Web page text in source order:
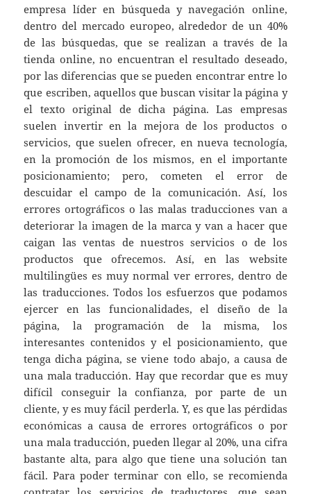
empresa líder en búsqueda y navegación online,
dentro del mercado europeo, alrededor de un 40%
de las búsquedas, que se realizan a través de la
tienda online, no encuentran el resultado deseado,
por las diferencias que se pueden encontrar entre lo
que escriben, aquellos que buscan visitar la página y
el texto original de dicha página. Las empresas
suelen invertir en la mejora de los productos o
servicios, que suelen ofrecer, en nueva tecnología,
en la promoción de los mismos, en el importante
posicionamiento; pero, cometen el error de
descuidar el campo de la comunicación. Así, los
errores ortográficos o las malas traducciones van a
deteriorar la imagen de la marca y van a hacer que
caigan las ventas de nuestros servicios o de los
productos que ofrecemos. Así, en las website
multilingües es muy normal ver errores, dentro de
las traducciones. Todos los esfuerzos que podamos
ejercer en las funcionalidades, el diseño de la
página, la programación de la misma, los
interesantes contenidos y el posicionamiento, que
tenga dicha página, se viene todo abajo, a causa de
una mala traducción. Hay que recordar que es muy
difícil conseguir la confianza, por parte de un
cliente, y es muy fácil perderla. Y, es que las pérdidas
económicas a causa de errores ortográficos o por
una mala traducción, pueden llegar al 20%, una cifra
bastante alta, para algo que tiene una solución tan
fácil. Para poder terminar con ello, se recomienda